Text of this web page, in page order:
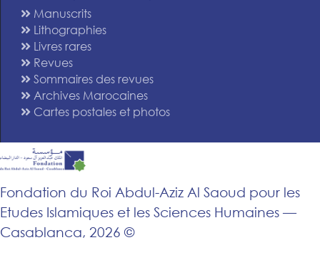
Manuscrits
Lithographies
Livres rares
Revues
Sommaires des revues
Archives Marocaines
Cartes postales et photos
Fondation du Roi Abdul-Aziz Al Saoud pour les
Etudes Islamiques et les Sciences Humaines —
Casablanca, 2026 ©